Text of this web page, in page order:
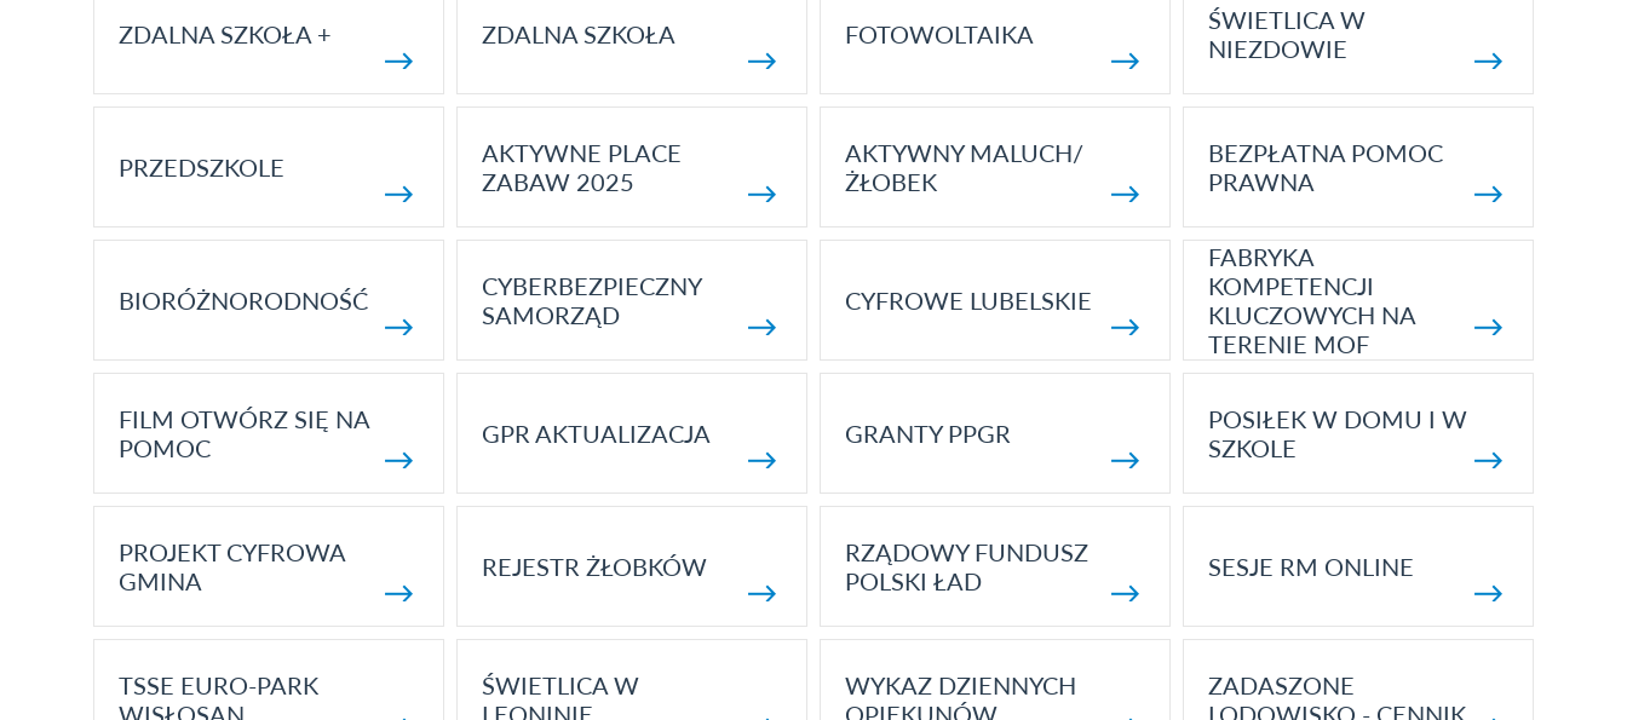
ZDALNA SZKOŁA + ZDALNA SZKOŁA FOTOWOLTAIKA
ŚWIETLICA W
NIEZDOWIE
PRZEDSZKOLE
AKTYWNE PLACE
ZABAW 2025
AKTYWNY MALUCH/
ŻŁOBEK
BEZPŁATNA POMOC
PRAWNA
BIORÓŻNORODNOŚĆ
CYBERBEZPIECZNY
SAMORZĄD
CYFROWE LUBELSKIE
FABRYKA
KOMPETENCJI
KLUCZOWYCH NA
TERENIE MOF
FILM OTWÓRZ SIĘ NA
POMOC
GPR AKTUALIZACJA GRANTY PPGR
POSIŁEK W DOMU I W
SZKOLE
PROJEKT CYFROWA
GMINA
REJESTR ŻŁOBKÓW
RZĄDOWY FUNDUSZ
POLSKI ŁAD
SESJE RM ONLINE
TSSE EURO-PARK
WISŁOSAN
ŚWIETLICA W
LEONINIE
WYKAZ DZIENNYCH
OPIEKUNÓW
ZADASZONE
LODOWISKO - CENNIK